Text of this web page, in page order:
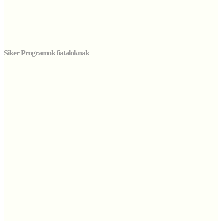
Siker Programok fiataloknak